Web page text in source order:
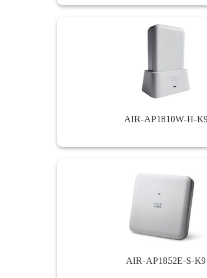
AIR-AP1810W-H-K9
AIR-AP1852E-S-K9